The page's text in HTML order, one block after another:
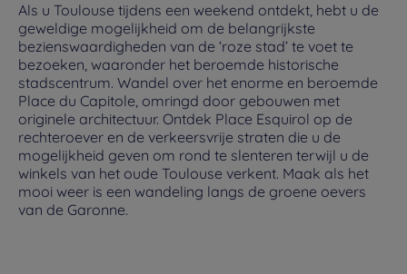
Als u Toulouse tijdens een weekend ontdekt, hebt u de
geweldige mogelijkheid om de belangrijkste
bezienswaardigheden van de ‘roze stad’ te voet te
bezoeken, waaronder het beroemde historische
stadscentrum. Wandel over het enorme en beroemde
Place du Capitole, omringd door gebouwen met
originele architectuur. Ontdek Place Esquirol op de
rechteroever en de verkeersvrije straten die u de
mogelijkheid geven om rond te slenteren terwijl u de
winkels van het oude Toulouse verkent. Maak als het
mooi weer is een wandeling langs de groene oevers
van de Garonne.